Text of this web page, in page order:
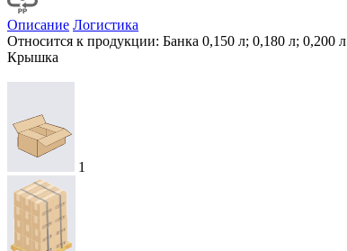
Описание Логистика
Относится к продукции: Банка 0,150 л; 0,180 л; 0,200 л
Крышка
1